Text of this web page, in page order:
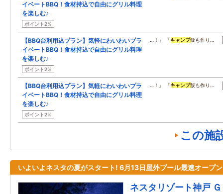
イベートBBQ！食材持込で自由にグリル料理
を楽しむ♪
ポイント2%
【BBQ台利用込プラン】気軽にわいわいプラ
イベートBBQ！食材持込で自由にグリル料理
を楽しむ♪
ポイント2%
…！」 「キャンプ飯も作り…
【BBQ台利用込プラン】気軽にわいわいプラ
イベートBBQ！食材持込で自由にグリル料理
を楽しむ♪
ポイント2%
…！」 「キャンプ飯も作り…
この施
いよいよネスタの夏がスタート! 6月13日屋外プール最速オープ
ネスタリゾート神戸